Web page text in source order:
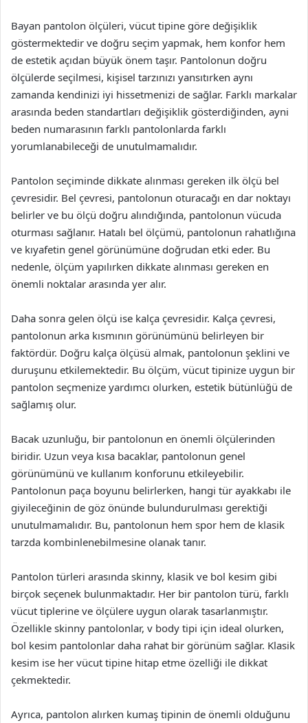
Bayan pantolon ölçüleri, vücut tipine göre değişiklik
göstermektedir ve doğru seçim yapmak, hem konfor hem
de estetik açıdan büyük önem taşır. Pantolonun doğru
ölçülerde seçilmesi, kişisel tarzınızı yansıtırken aynı
zamanda kendinizi iyi hissetmenizi de sağlar. Farklı markalar
arasında beden standartları değişiklik gösterdiğinden, ayni
beden numarasının farklı pantolonlarda farklı
yorumlanabileceği de unutulmamalıdır.
Pantolon seçiminde dikkate alınması gereken ilk ölçü bel
çevresidir. Bel çevresi, pantolonun oturacağı en dar noktayı
belirler ve bu ölçü doğru alındığında, pantolonun vücuda
oturması sağlanır. Hatalı bel ölçümü, pantolonun rahatlığına
ve kıyafetin genel görünümüne doğrudan etki eder. Bu
nedenle, ölçüm yapılırken dikkate alınması gereken en
önemli noktalar arasında yer alır.
Daha sonra gelen ölçü ise kalça çevresidir. Kalça çevresi,
pantolonun arka kısmının görünümünü belirleyen bir
faktördür. Doğru kalça ölçüsü almak, pantolonun şeklini ve
duruşunu etkilemektedir. Bu ölçüm, vücut tipinize uygun bir
pantolon seçmenize yardımcı olurken, estetik bütünlüğü de
sağlamış olur.
Bacak uzunluğu, bir pantolonun en önemli ölçülerinden
biridir. Uzun veya kısa bacaklar, pantolonun genel
görünümünü ve kullanım konforunu etkileyebilir.
Pantolonun paça boyunu belirlerken, hangi tür ayakkabı ile
giyileceğinin de göz önünde bulundurulması gerektiği
unutulmamalıdır. Bu, pantolonun hem spor hem de klasik
tarzda kombinlenebilmesine olanak tanır.
Pantolon türleri arasında skinny, klasik ve bol kesim gibi
birçok seçenek bulunmaktadır. Her bir pantolon türü, farklı
vücut tiplerine ve ölçülere uygun olarak tasarlanmıştır.
Özellikle skinny pantolonlar, v body tipi için ideal olurken,
bol kesim pantolonlar daha rahat bir görünüm sağlar. Klasik
kesim ise her vücut tipine hitap etme özelliği ile dikkat
çekmektedir.
Ayrıca, pantolon alırken kumaş tipinin de önemli olduğunu